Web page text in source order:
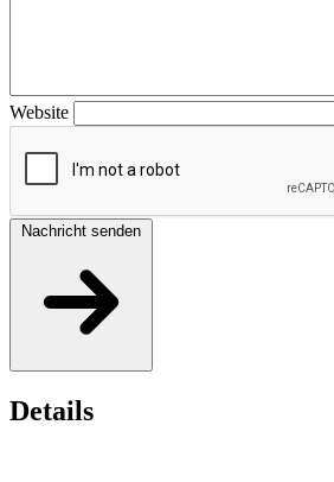
Website
Nachricht senden
Details